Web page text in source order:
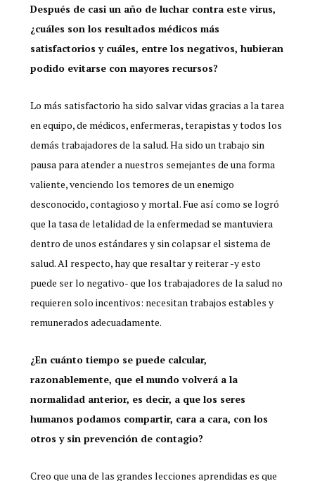
Después de casi un año de luchar contra este virus,
¿cuáles son los resultados médicos más
satisfactorios y cuáles, entre los negativos, hubieran
podido evitarse con mayores recursos?
Lo más satisfactorio ha sido salvar vidas gracias a la tarea
en equipo, de médicos, enfermeras, terapistas y todos los
demás trabajadores de la salud. Ha sido un trabajo sin
pausa para atender a nuestros semejantes de una forma
valiente, venciendo los temores de un enemigo
desconocido, contagioso y mortal. Fue así como se logró
que la tasa de letalidad de la enfermedad se mantuviera
dentro de unos estándares y sin colapsar el sistema de
salud. Al respecto, hay que resaltar y reiterar -y esto
puede ser lo negativo- que los trabajadores de la salud no
requieren solo incentivos: necesitan trabajos estables y
remunerados adecuadamente.
¿En cuánto tiempo se puede calcular,
razonablemente, que el mundo volverá a la
normalidad anterior, es decir, a que los seres
humanos podamos compartir, cara a cara, con los
otros y sin prevención de contagio?
Creo que una de las grandes lecciones aprendidas es que